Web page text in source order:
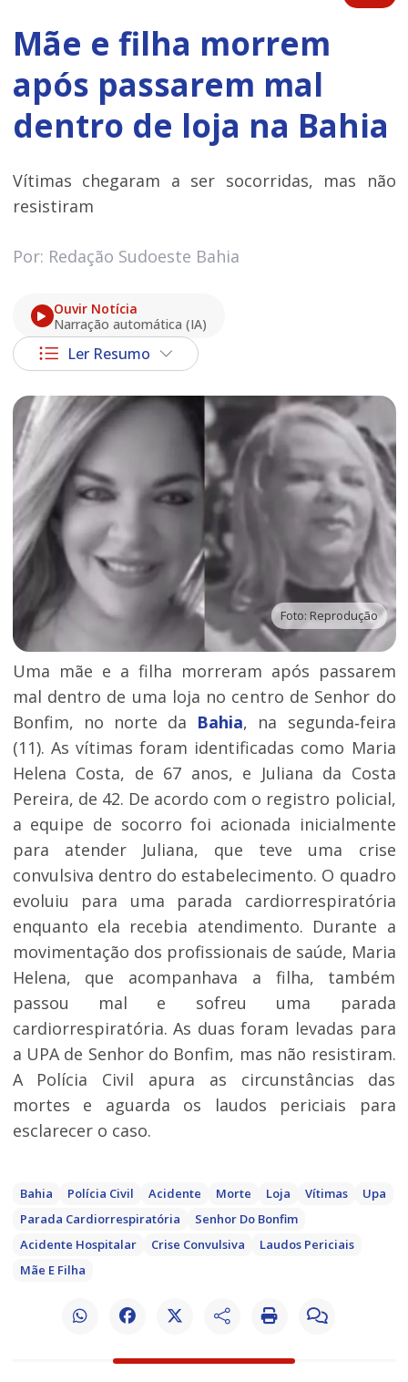
Mãe e filha morrem
após passarem mal
dentro de loja na Bahia
Vítimas chegaram a ser socorridas, mas não
resistiram
Por: Redação Sudoeste Bahia
Ouvir Notícia
Narração automática (IA)
Ler Resumo
Foto: Reprodução
Uma mãe e a filha morreram após passarem
mal dentro de uma loja no centro de Senhor do
Bonfim, no norte da Bahia, na segunda‑feira
(11). As vítimas foram identificadas como Maria
Helena Costa, de 67 anos, e Juliana da Costa
Pereira, de 42. De acordo com o registro policial,
a equipe de socorro foi acionada inicialmente
para atender Juliana, que teve uma crise
convulsiva dentro do estabelecimento. O quadro
evoluiu para uma parada cardiorrespiratória
enquanto ela recebia atendimento. Durante a
movimentação dos profissionais de saúde, Maria
Helena, que acompanhava a filha, também
passou mal e sofreu uma parada
cardiorrespiratória. As duas foram levadas para
a UPA de Senhor do Bonfim, mas não resistiram.
A Polícia Civil apura as circunstâncias das
mortes e aguarda os laudos periciais para
esclarecer o caso.
Bahia Polícia Civil Acidente Morte Loja Vítimas
Upa
Parada Cardiorrespiratória
Senhor Do Bonfim
Acidente Hospitalar
Crise Convulsiva
Laudos Periciais
Mãe E Filha